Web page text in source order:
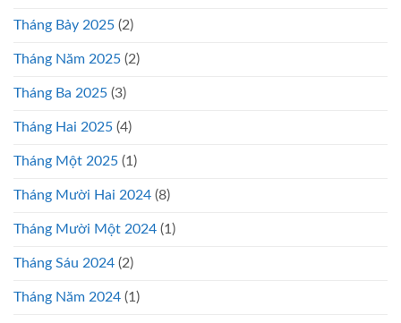
Tháng Bảy 2025 (2)
Tháng Năm 2025 (2)
Tháng Ba 2025 (3)
Tháng Hai 2025 (4)
Tháng Một 2025 (1)
Tháng Mười Hai 2024 (8)
Tháng Mười Một 2024 (1)
Tháng Sáu 2024 (2)
Tháng Năm 2024 (1)